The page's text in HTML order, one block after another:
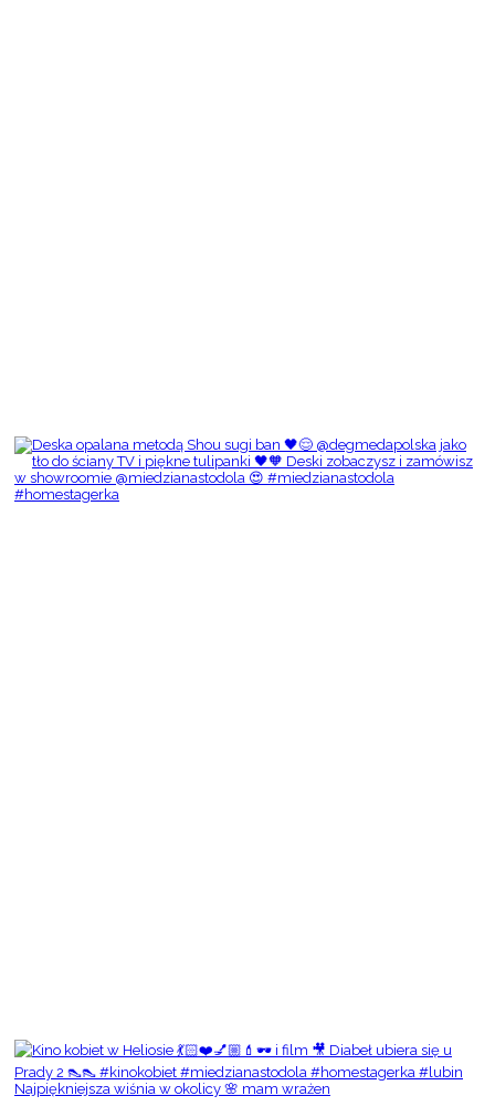
Najpiękniejsza wiśnia w okolicy 🌸 mam wrażen